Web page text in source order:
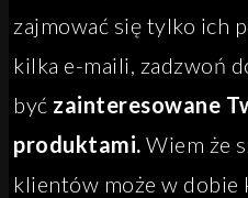
zajmować się tylko ich
kilka e-maili, zadzwoń
być zainteresowane
produktami. Wiem że
klientów może w dobie